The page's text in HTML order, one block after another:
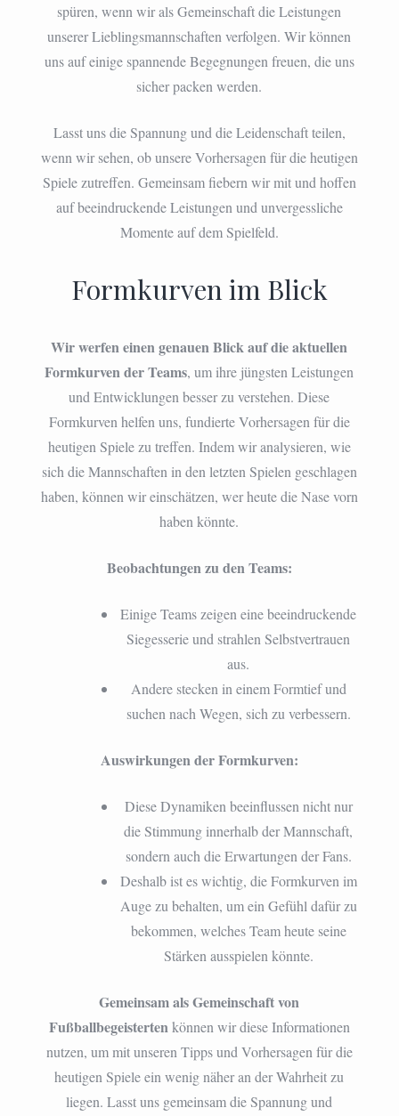
spüren, wenn wir als Gemeinschaft die Leistungen
unserer Lieblingsmannschaften verfolgen. Wir können
uns auf einige spannende Begegnungen freuen, die uns
sicher packen werden.
Lasst uns die Spannung und die Leidenschaft teilen,
wenn wir sehen, ob unsere Vorhersagen für die heutigen
Spiele zutreffen. Gemeinsam fiebern wir mit und hoffen
auf beeindruckende Leistungen und unvergessliche
Momente auf dem Spielfeld.
Formkurven im Blick
Wir werfen einen genauen Blick auf die aktuellen
Formkurven der Teams, um ihre jüngsten Leistungen
und Entwicklungen besser zu verstehen. Diese
Formkurven helfen uns, fundierte Vorhersagen für die
heutigen Spiele zu treffen. Indem wir analysieren, wie
sich die Mannschaften in den letzten Spielen geschlagen
haben, können wir einschätzen, wer heute die Nase vorn
haben könnte.
Beobachtungen zu den Teams:
Einige Teams zeigen eine beeindruckende
Siegesserie und strahlen Selbstvertrauen
aus.
Andere stecken in einem Formtief und
suchen nach Wegen, sich zu verbessern.
Auswirkungen der Formkurven:
Diese Dynamiken beeinflussen nicht nur
die Stimmung innerhalb der Mannschaft,
sondern auch die Erwartungen der Fans.
Deshalb ist es wichtig, die Formkurven im
Auge zu behalten, um ein Gefühl dafür zu
bekommen, welches Team heute seine
Stärken ausspielen könnte.
Gemeinsam als Gemeinschaft von
Fußballbegeistertenkönnen wir diese Informationen
nutzen, um mit unseren Tipps und Vorhersagen für die
heutigen Spiele ein wenig näher an der Wahrheit zu
liegen. Lasst uns gemeinsam die Spannung und